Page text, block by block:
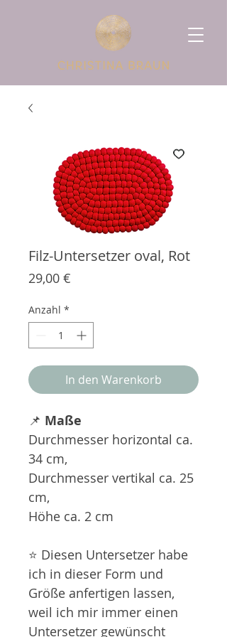
Filz-Untersetzer oval, Rot
29,00 €
Anzahl *
In den Warenkorb
📌 Maße
Durchmesser horizontal ca.
34 cm,
Durchmesser vertikal ca. 25
cm,
Höhe ca. 2 cm
⭐ Diesen Untersetzer habe
ich in dieser Form und
Größe anfertigen lassen,
weil ich mir immer einen
Untersetzer gewünscht